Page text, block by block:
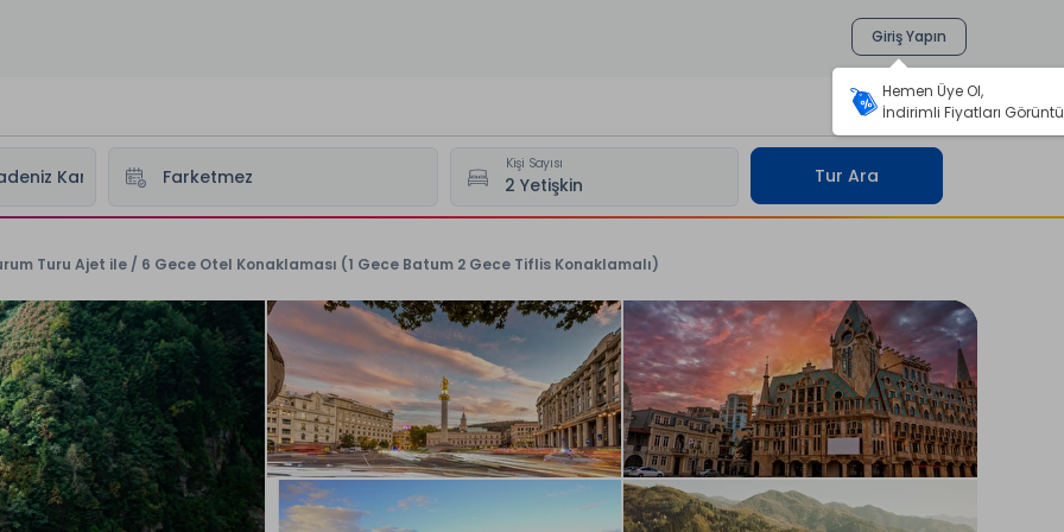
Giriş Yapın
Kişi Sayısı
Tur Ara
Turu Ajet ile / 6 Gece Otel Konaklaması (1 Gece Batum 2 Gece Tiflis Konaklamalı)
Hemen Üye Ol,
İndirimli Fiyatları